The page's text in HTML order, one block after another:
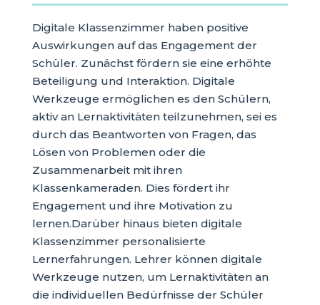
Digitale Klassenzimmer haben positive
Auswirkungen auf das Engagement der
Schüler. Zunächst fördern sie eine erhöhte
Beteiligung und Interaktion. Digitale
Werkzeuge ermöglichen es den Schülern,
aktiv an Lernaktivitäten teilzunehmen, sei es
durch das Beantworten von Fragen, das
Lösen von Problemen oder die
Zusammenarbeit mit ihren
Klassenkameraden. Dies fördert ihr
Engagement und ihre Motivation zu
lernen.Darüber hinaus bieten digitale
Klassenzimmer personalisierte
Lernerfahrungen. Lehrer können digitale
Werkzeuge nutzen, um Lernaktivitäten an
die individuellen Bedürfnisse der Schüler